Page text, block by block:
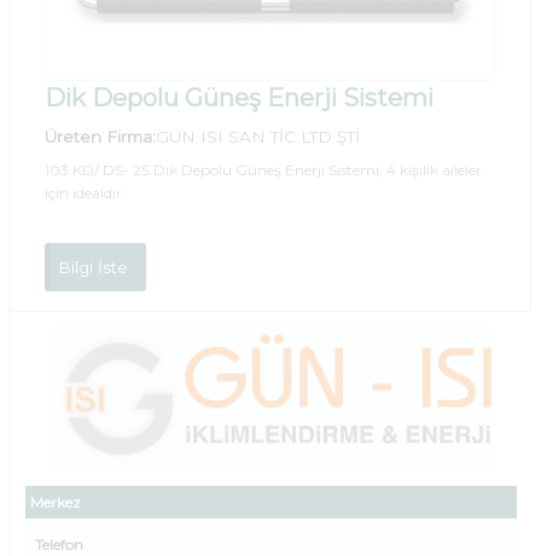
Merkez
Telefon
Dik Depolu Güneş Enerji Sistemi
Üreten Firma:GÜN ISI SAN TİC LTD ŞTİ
103 KD/ DS- 2S Dik Depolu Güneş Enerji Sistemi, 4 kişilik aileler
için idealdir.
Bilgi İste